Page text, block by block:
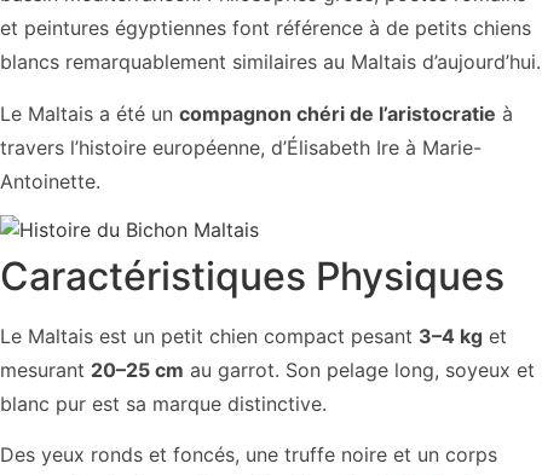
et peintures égyptiennes font référence à de petits chiens
blancs remarquablement similaires au Maltais d’aujourd’hui.
Le Maltais a été un compagnon chéri de l’aristocratie à
travers l’histoire européenne, d’Élisabeth Ire à Marie-
Antoinette.
Caractéristiques Physiques
Le Maltais est un petit chien compact pesant 3–4 kg et
mesurant 20–25 cm au garrot. Son pelage long, soyeux et
blanc pur est sa marque distinctive.
Des yeux ronds et foncés, une truffe noire et un corps